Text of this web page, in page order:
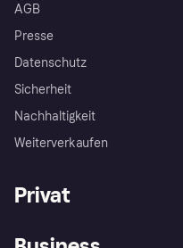
AGB
Presse
Datenschutz
Sicherheit
Nachhaltigkeit
Weiterverkaufen
Privat